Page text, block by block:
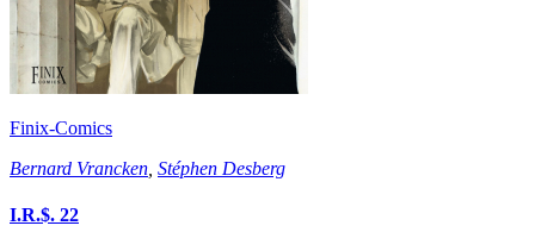
Finix-Comics
Bernard Vrancken Stéphen Desberg
I.R.$. 22